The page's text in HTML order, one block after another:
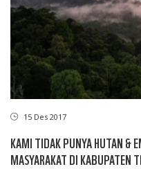
15 Des 2017
KAMI TIDAK PUNYA HUTAN &
MASYARAKAT DI KABUPATEN